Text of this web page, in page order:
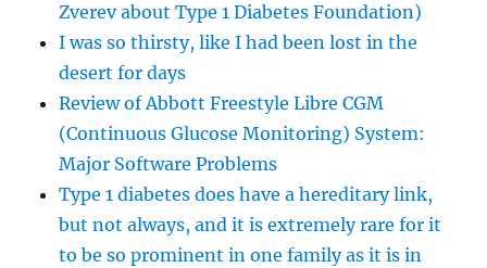
Zverev about Type 1 Diabetes Foundation)
I was so thirsty, like I had been lost in the
desert for days
Review of Abbott Freestyle Libre CGM
(Continuous Glucose Monitoring) System:
Major Software Problems
Type 1 diabetes does have a hereditary link,
but not always, and it is extremely rare for it
to be so prominent in one family as it is in